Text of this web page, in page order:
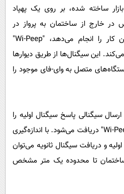
ساخته شده، بر روی یک پهپاد
خارج از ساختمان به پرواز در
می‌آید. همانطور که پهپاد این کار را انجام می‌دهد، "Wi-Peep"
این سیگنال‌ها از طریق دیوارها
متصل به وای-فای موجود را
سیگنالی پاسخ سیگنال اولیه را
می‌دهند و این پاسخ توسط "Wi-Peep" دریافت می‌شود. با اندازه‌گیری
و دریافت سیگنال ثانویه می‌توان
تا محدوده یک متر مشخص